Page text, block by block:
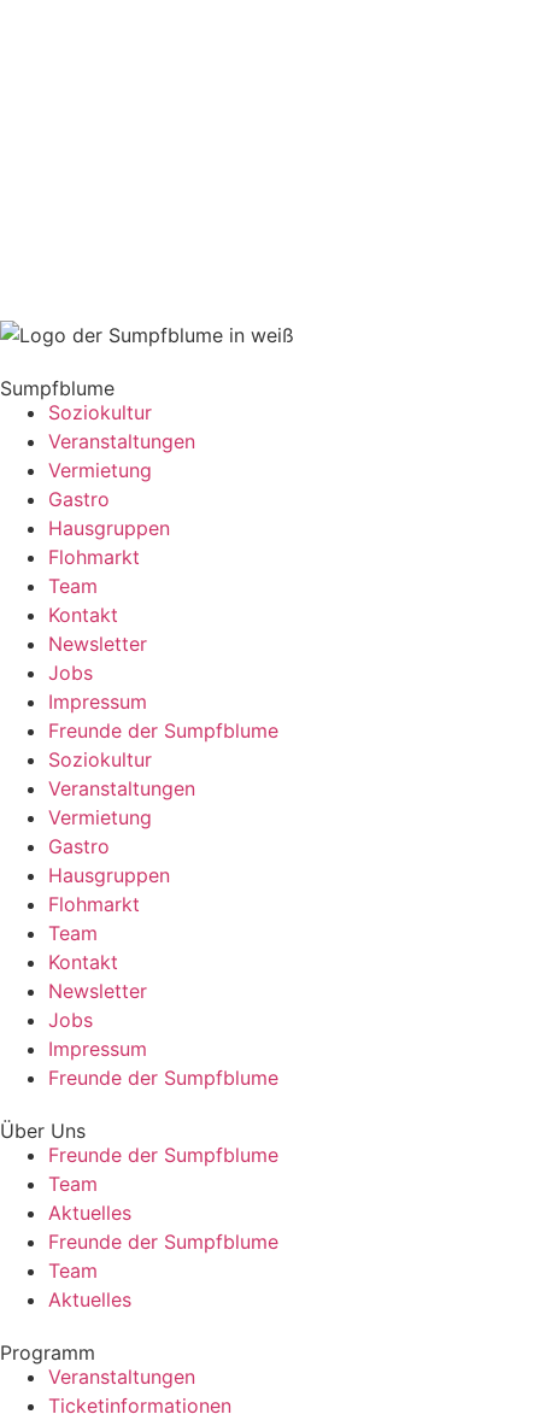
Sumpfblume
Soziokultur
Veranstaltungen
Vermietung
Gastro
Hausgruppen
Flohmarkt
Team
Kontakt
Newsletter
Jobs
Impressum
Freunde der Sumpfblume
Soziokultur
Veranstaltungen
Vermietung
Gastro
Hausgruppen
Flohmarkt
Team
Kontakt
Newsletter
Jobs
Impressum
Freunde der Sumpfblume
Über Uns
Freunde der Sumpfblume
Team
Aktuelles
Freunde der Sumpfblume
Team
Aktuelles
Programm
Veranstaltungen
Ticketinformationen